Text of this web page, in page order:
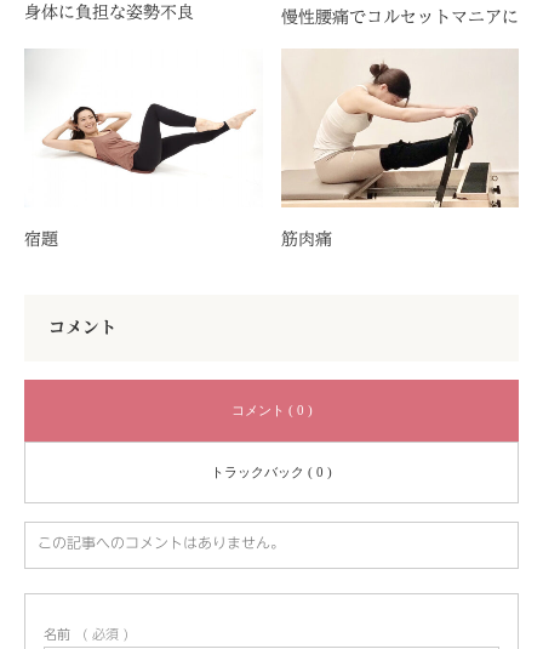
身体に負担な姿勢不良 慢性腰痛でコルセットマニアに
宿題 筋肉痛
コメント
コメント ( 0 )
トラックバック ( 0 )
この記事へのコメントはありません。
名前 ( 必須 )